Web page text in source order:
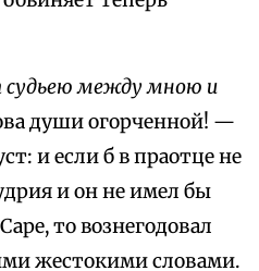
судьею между мною и
души огорченной! —
и если б в праотце не
и он не имел бы
то вознегодовал
жестокими словами.